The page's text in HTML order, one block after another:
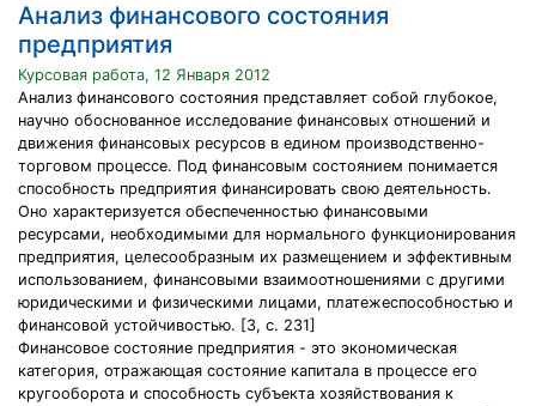
Анализ финансового состояния
предприятия
Курсовая работа, 12 Января 2012
Анализ финансового состояния представляет собой глубокое,
научно обоснованное исследование финансовых отношений и
движения финансовых ресурсов в едином производственно-
торговом процессе. Под финансовым состоянием понимается
способность предприятия финансировать свою деятельность.
Оно характеризуется обеспеченностью финансовыми
ресурсами, необходимыми для нормального функционирования
предприятия, целесообразным их размещением и эффективным
использованием, финансовыми взаимоотношениями с другими
юридическими и физическими лицами, платежеспособностью и
финансовой устойчивостью. [3, с. 231]
Финансовое состояние предприятия - это экономическая
категория, отражающая состояние капитала в процессе его
кругооборота и способность субъекта хозяйствования к